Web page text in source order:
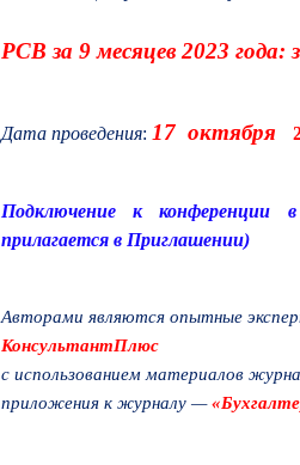
РСВ за 9 месяцев 2023 года:
Дата проведения: 17 октября
Подключение к конференции в
прилагается в Приглашении)
Авторами являются опытные
КонсультантПлюс
с использованием материалов
приложения к журналу —